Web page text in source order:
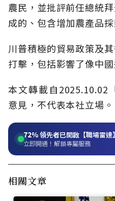
農民，並批評前任總統
成的、包含增加農產品
川普積極的貿易政策及
打擊，包括影響了像中
本文轉載自2025.10.02
意見，不代表本社立場。
72%領先者已開啟【職場雷達】
立即開通！解鎖專屬服務
相關文章